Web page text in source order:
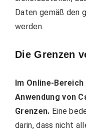
Daten gemäß den
werden.
Die Grenzen
Im Online-
Anwendung von
Grenzen. Eine
darin, dass nicht